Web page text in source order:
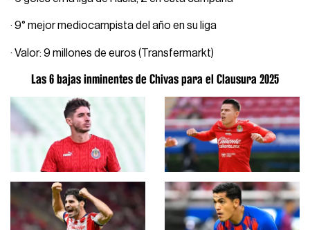
· 9° mejor mediocampista del año en su liga
· Valor: 9 millones de euros (Transfermarkt)
Las 6 bajas inminentes de Chivas para el Clausura 2025